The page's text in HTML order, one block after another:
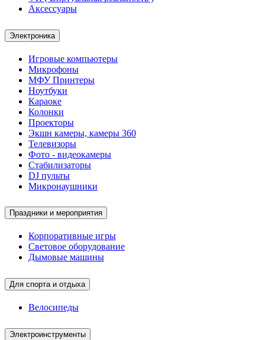
Аксессуары
Электроника
Игровые компьютеры
Микрофоны
МФУ Принтеры
Ноутбуки
Караоке
Колонки
Проекторы
Экшн камеры, камеры 360
Телевизоры
Фото - видеокамеры
Стабилизаторы
DJ пульты
Микронаушники
Праздники и мероприятия
Корпоративные игры
Световое оборудование
Дымовые машины
Для спорта и отдыха
Велосипеды
Электроинструменты